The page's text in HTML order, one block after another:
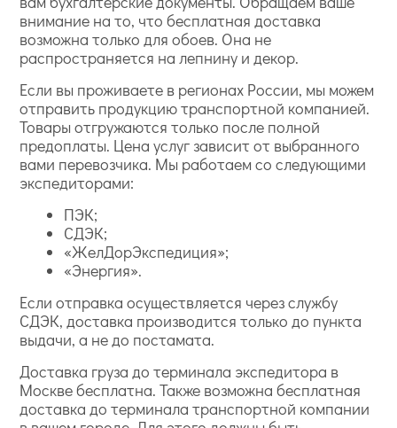
внимание на то, что бесплатная доставка
возможна только для обоев. Она не
распространяется на лепнину и декор.
Если вы проживаете в регионах России, мы можем
отправить продукцию транспортной компанией.
Товары отгружаются только после полной
предоплаты. Цена услуг зависит от выбранного
вами перевозчика. Мы работаем со следующими
экспедиторами:
ПЭК;
СДЭК;
«ЖелДорЭкспедиция»;
«Энергия».
Если отправка осуществляется через службу
СДЭК, доставка производится только до пункта
выдачи, а не до постамата.
Доставка груза до терминала экспедитора в
Москве бесплатна. Также возможна бесплатная
доставка до терминала транспортной компании